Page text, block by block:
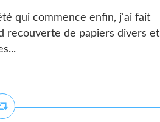
qui commence enfin, j'ai fait
recouverte de papiers divers et